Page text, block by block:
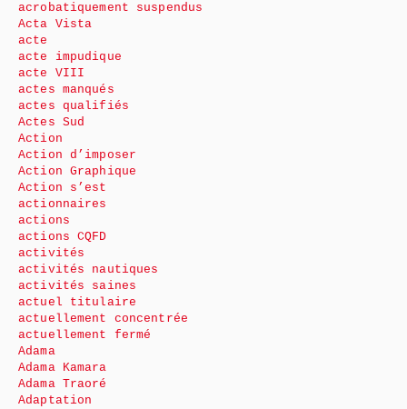
acrobatiquement suspendus
Acta Vista
acte
acte impudique
acte VIII
actes manqués
actes qualifiés
Actes Sud
Action
Action d’imposer
Action Graphique
Action s’est
actionnaires
actions
actions CQFD
activités
activités nautiques
activités saines
actuel titulaire
actuellement concentrée
actuellement fermé
Adama
Adama Kamara
Adama Traoré
Adaptation